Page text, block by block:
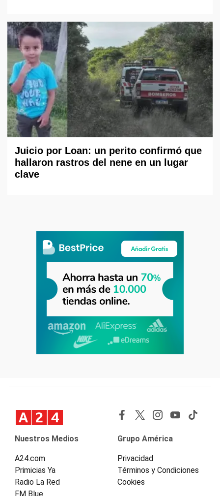
Juicio por Loan: un perito confirmó que
hallaron rastros del nene en un lugar
clave
Nuestros Medios
A24.com
Primicias Ya
Radio La Red
FM Blue
Grupo América
Privacidad
Términos y Condiciones
Cookies